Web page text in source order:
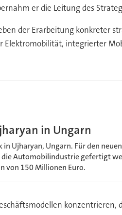
er die Leitung des
der Erarbeitung konkreter
Elektromobilität, integrierter
in Ungarn
in Ujharyan, Ungarn. Für den neuen
Automobilindustrie gefertigt
von 150 Millionen Euro.
konzentrieren,